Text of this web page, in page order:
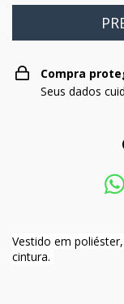
Compra
Seus dados
Vestido em
cintura.